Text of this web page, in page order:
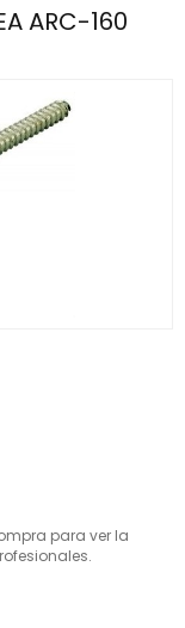
ARC-160
para ver la